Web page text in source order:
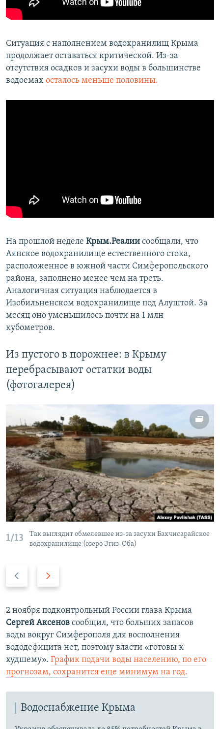
Ситуация с наполнением водохранилищ Крыма
продолжает оставаться критической. Из-за
отсутствия осадков и засухи воды в большинстве
водоемах осталось меньше половины.
На прошлой неделе Крым.Реалии сообщали, что
Аянское водохранилище естественного стока,
расположенное в южной части Симферопольского
района, заполнено менее чем на треть.
Аналогичная ситуация наблюдается в
Изобильненском водохранилище под Алуштой. За
месяц оно уменьшилось почти на 1 млн
кубометров.
Из пустого в порожнее: в Крыму
перебрасывают остатки воды
(фотогалерея)
1/13
Так выглядит обмелевшее из-за засухи Бахчисарайское
водохранилище (озеро Эгиз-Оба)
д
ы
д
у
щ
и
с
д
у
ю
щ
и
й
л
а
2 ноября подконтрольный России глава Крыма
Сергей Аксенов сообщил, что больших запасов
воды вокруг Симферополя для восполнения
вододефицита нет, поэтому власти «готовы к
худшему». График подачи воды населению, по его
прогнозам, сохранится еще минимум на год.
Водоснабжение Крыма